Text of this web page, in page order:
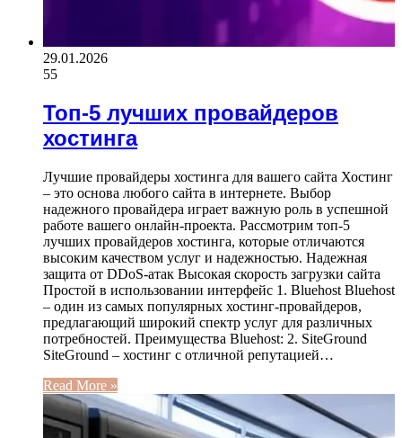
29.01.2026
55
Топ-5 лучших провайдеров
хостинга
Лучшие провайдеры хостинга для вашего сайта Хостинг
– это основа любого сайта в интернете. Выбор
надежного провайдера играет важную роль в успешной
работе вашего онлайн-проекта. Рассмотрим топ-5
лучших провайдеров хостинга, которые отличаются
высоким качеством услуг и надежностью. Надежная
защита от DDoS-атак Высокая скорость загрузки сайта
Простой в использовании интерфейс 1. Bluehost Bluehost
– один из самых популярных хостинг-провайдеров,
предлагающий широкий спектр услуг для различных
потребностей. Преимущества Bluehost: 2. SiteGround
SiteGround – хостинг с отличной репутацией…
Read More »